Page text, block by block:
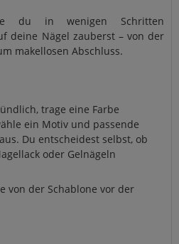
du in wenigen Schritten
deine Nägel zauberst – von der
makellosen Abschluss.
trage eine Farbe
ein Motiv und passende
Du entscheidest selbst, ob
oder Gelnägeln
von der Schablone vor der